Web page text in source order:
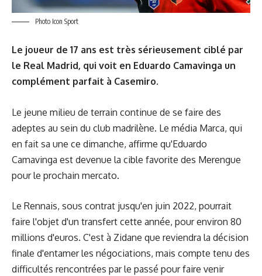
Photo Icon Sport
Le joueur de 17 ans est très sérieusement ciblé par
le Real Madrid, qui voit en Eduardo Camavinga un
complément parfait à Casemiro.
Le jeune milieu de terrain continue de se faire des
adeptes au sein du club madrilène. Le média Marca, qui
en fait sa une ce dimanche, affirme qu'Eduardo
Camavinga est devenue la cible favorite des Merengue
pour le prochain mercato.
Le Rennais, sous contrat jusqu'en juin 2022, pourrait
faire l'objet d'un transfert cette année, pour environ 80
millions d'euros. C'est à Zidane que reviendra la décision
finale d'entamer les négociations, mais compte tenu des
difficultés rencontrées par le passé pour faire venir